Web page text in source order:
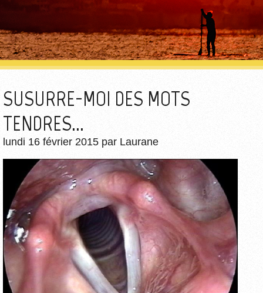
SUSURRE-MOI DES MOTS
TENDRES...
lundi 16 février 2015 par Laurane